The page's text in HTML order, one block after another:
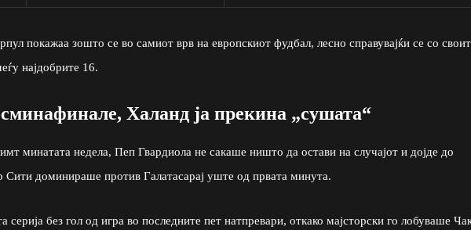
покажаа зошто се во самиот врв на европскиот фудбал, лесно справувајќи се со
најдобрите 16.
Халанд ја прекина „сушата“
минатата недела, Пеп Гвардиола не сакаше ништо да остави на случајот и дојде до
Сити доминираше против Галатасарај уште од првата минута.
серија без гол од игра во последните пет натпревари, откако мајсторски го лобуваше